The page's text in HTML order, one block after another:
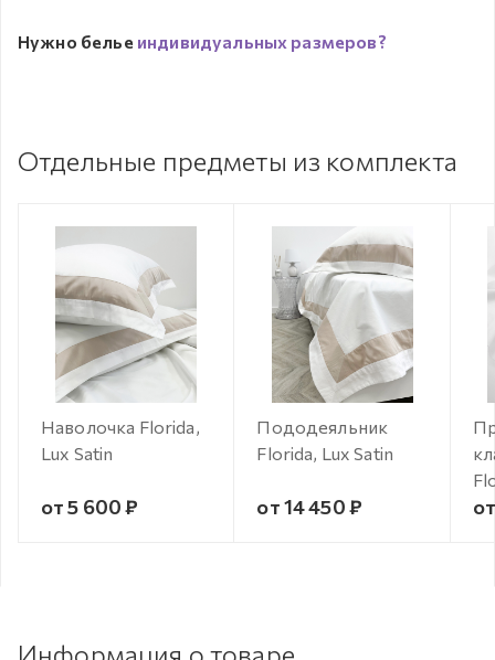
Нужно белье индивидуальных размеров?
Отдельные предметы из комплекта
Наволочка Florida,
Lux Satin
от 5 600 ₽
Пододеяльник
Florida, Lux Satin
от 14 450 ₽